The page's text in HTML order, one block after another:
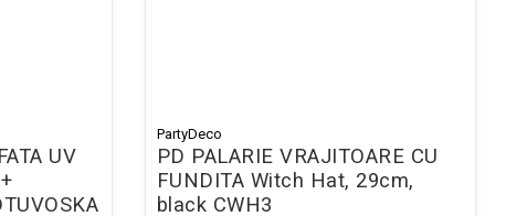
UV
PartyDeco
PD PALARIE VRAJITOARE CU
FUNDITA Witch Hat, 29cm,
black CWH3